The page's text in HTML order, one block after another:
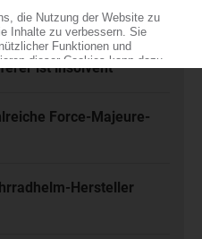
ist insolvent
Force-Majeure-
Hersteller